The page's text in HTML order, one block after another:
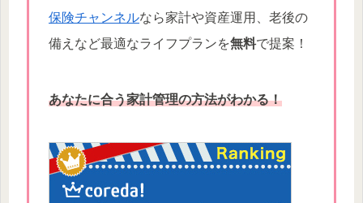
保険チャンネルなら家計や資産運用、老後の
備えなど最適なライフプランを無料で提案！
あなたに合う家計管理の方法がわかる！